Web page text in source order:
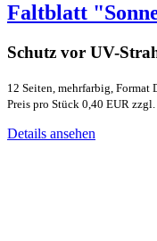
Faltblatt
Schutz vor UV-
12 Seiten, mehrfarbig, Format
Preis pro Stück 0,40 EUR
Details ansehen